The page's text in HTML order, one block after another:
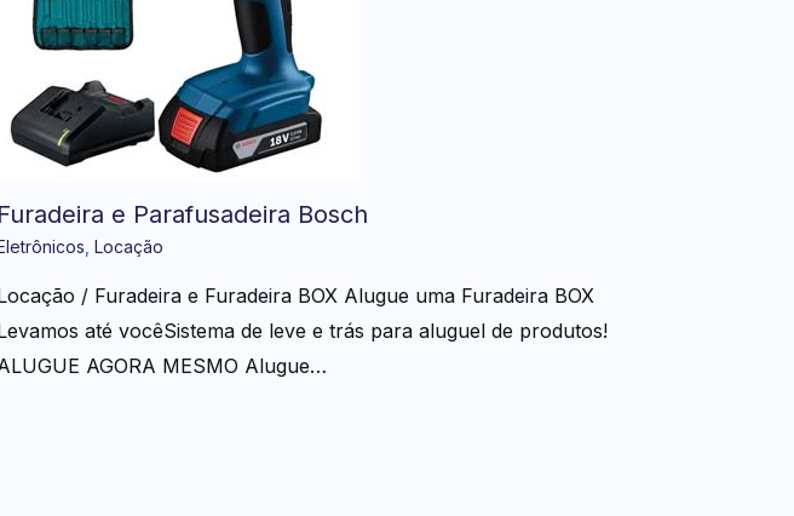
Furadeira e Parafusadeira Bosch
Locação
/ Furadeira e Furadeira BOX Alugue uma Furadeira BOX
até vocêSistema de leve e trás para aluguel de produtos!
AGORA MESMO Alugue…